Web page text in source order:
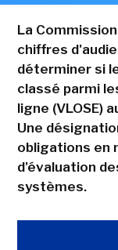
La
chiffres
déterminer si
classé parmi
ligne (VLOSE)
Une
obligations en
d'évaluation
systèmes.